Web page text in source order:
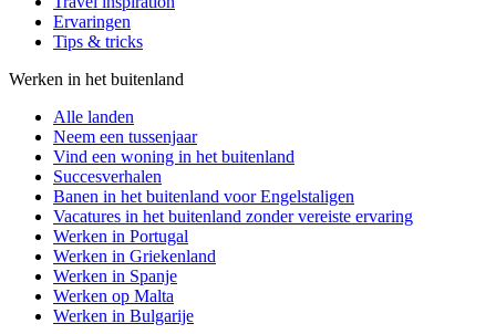
Ervaringen
Tips & tricks
Werken in het buitenland
Alle landen
Neem een ​​tussenjaar
Vind een woning in het buitenland
Succesverhalen
Banen in het buitenland voor Engelstaligen
Vacatures in het buitenland zonder vereiste ervaring
Werken in Portugal
Werken in Griekenland
Werken in Spanje
Werken op Malta
Werken in Bulgarije